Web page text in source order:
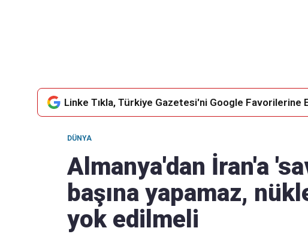
Linke Tıkla, Türkiye Gazetesi'ni Google Favorilerine
DÜNYA
Almanya'dan İran'a
başına yapamaz,
yok edilmeli